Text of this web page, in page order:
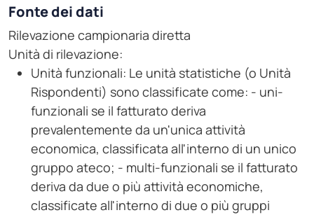
Fonte dei dati
Rilevazione campionaria diretta
Unità di rilevazione:
Unità funzionali: Le unità statistiche (o Unità
Rispondenti) sono classificate come: - uni-
funzionali se il fatturato deriva
prevalentemente da un'unica attività
economica, classificata all'interno di un unico
gruppo ateco; - multi-funzionali se il fatturato
deriva da due o più attività economiche,
classificate all'interno di due o più gruppi